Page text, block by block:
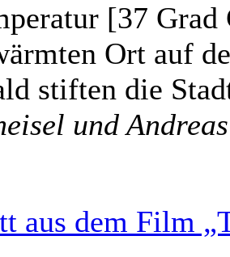
[37
Ort auf
stiften die
und
aus dem Film